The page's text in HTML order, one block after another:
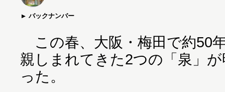
バックナンバー
この春、大阪・梅田で約50
親しまれてきた2つの「泉」
った。